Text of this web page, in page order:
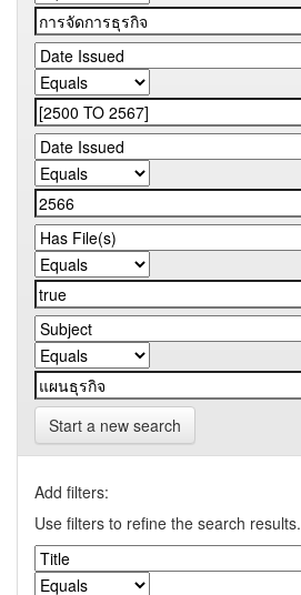
Start a new search
Add filters:
Use filters to refine the search results.